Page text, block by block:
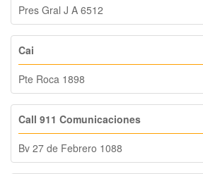
Pres Gral J A 6512
Cai
Pte Roca 1898
Call 911 Comunicaciones
Bv 27 de Febrero 1088